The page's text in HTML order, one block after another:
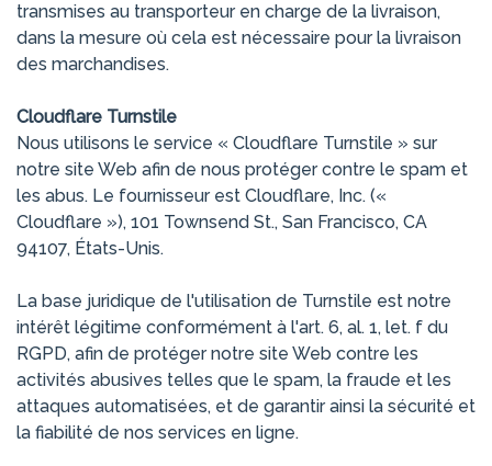
transmises au transporteur en charge de la livraison,
dans la mesure où cela est nécessaire pour la livraison
des marchandises.
Cloudflare Turnstile
Nous utilisons le service « Cloudflare Turnstile » sur
notre site Web afin de nous protéger contre le spam et
les abus. Le fournisseur est Cloudflare, Inc. («
Cloudflare »), 101 Townsend St., San Francisco, CA
94107, États-Unis.
La base juridique de l'utilisation de Turnstile est notre
intérêt légitime conformément à l'art. 6, al. 1, let. f du
RGPD, afin de protéger notre site Web contre les
activités abusives telles que le spam, la fraude et les
attaques automatisées, et de garantir ainsi la sécurité et
la fiabilité de nos services en ligne.